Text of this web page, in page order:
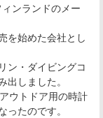
ンランドのメー
を始めた会社とし
ン・ダイビングコ
しました。
ウトドア用の時計
たのです。